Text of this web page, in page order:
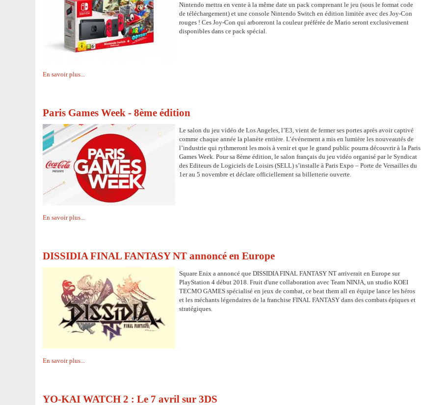
Nintendo mettra en vente à la même date un pack comprenant le jeu (sous le format code
de téléchargement) et une console Nintendo Switch en édition limitée avec des Joy-Con
rouges ! Ces Joy-Con qui arboreront la couleur préférée de Mario seront exclusivement
disponibles dans ce pack spécial.
En savoir plus...
Paris Games Week - 8ème édition
Le salon du jeu vidéo de Los Angeles, l’E3, vient de fermer ses portes après avoir captivé
comme chaque année la planète entière. L’événement a mis en lumière les nouveautés de
l’industrie qui rythmeront les mois à venir et que le grand public pourra découvrir à la Paris
Games Week. Pour sa 8ème édition, le salon français du jeu vidéo organisé par le Syndicat
des Editeurs de Logiciels de Loisirs (SELL) s’installe à Paris Expo – Porte de Versailles du
1er au 5 novembre et déclare officiellement sa billetterie ouverte.
En savoir plus...
DISSIDIA FINAL FANTASY NT annoncé en Europe
Square Enix a annoncé que DISSIDIA FINAL FANTASY NT arriverait en Europe sur
PlayStation 4 début 2018. Fruit d'une collaboration avec Team NINJA, un studio KOEI
TECMO GAMES spécialisé en jeux de combat, ce beat them all en équipe lance les héros
et les méchants légendaires de la franchise FINAL FANTASY dans des combats épiques et
stratégiques.
En savoir plus...
YO-KAI WATCH 2 : Le 7 avril sur 3DS